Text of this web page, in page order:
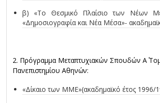
β) «Το Θεσμικό Πλαίσιο των Νέων
«Δημοσιογραφία και Νέα Μέσα»-
2. Πρόγραμμα Μεταπτυχιακών Σπουδών Α΄
Πανεπιστημίου Αθηνών:
«Δίκαιο των ΜΜΕ»(ακαδημαϊκό έτος 1996/